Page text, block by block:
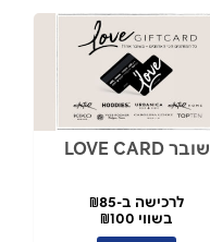
שובר LOVE CARD
לרכישה ב-₪85
בשווי ₪100